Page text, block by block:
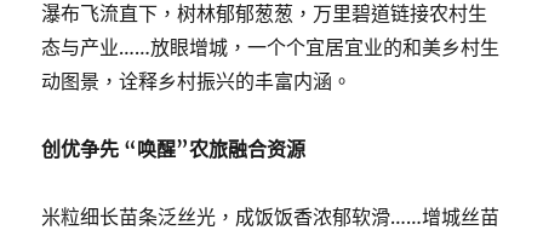
瀑布飞流直下，树林郁郁葱葱，万里碧道链接农村生
态与产业……放眼增城，一个个宜居宜业的和美乡村生
动图景，诠释乡村振兴的丰富内涵。
创优争先 “唤醒”农旅融合资源
米粒细长苗条泛丝光，成饭饭香浓郁软滑……增城丝苗